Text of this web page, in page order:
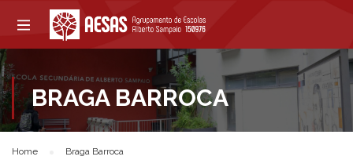
BRAGA BARROCA
Home Braga Barroca